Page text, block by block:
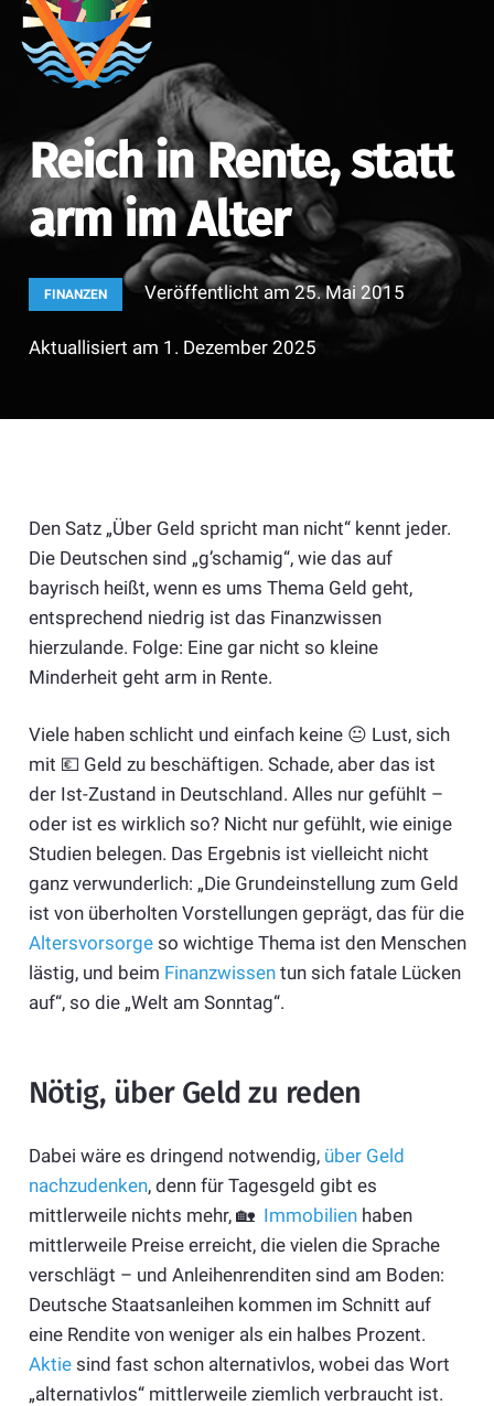
Reich in Rente, statt
arm im Alter
FINANZEN Veröffentlicht am25. Mai 2015
Aktuallisiert am 1. Dezember 2025
Den Satz „Über Geld spricht man nicht“ kennt jeder.
Die Deutschen sind „g’schamig“, wie das auf
bayrisch heißt, wenn es ums Thema Geld geht,
entsprechend niedrig ist das Finanzwissen
hierzulande. Folge: Eine gar nicht so kleine
Minderheit geht arm in Rente.
Viele haben schlicht und einfach keine 😐 Lust, sich
mit 💶 Geld zu beschäftigen. Schade, aber das ist
der Ist-Zustand in Deutschland. Alles nur gefühlt –
oder ist es wirklich so? Nicht nur gefühlt, wie einige
Studien belegen. Das Ergebnis ist vielleicht nicht
ganz verwunderlich: „Die Grundeinstellung zum Geld
ist von überholten Vorstellungen geprägt, das für die
Altersvorsorgeso wichtige Thema ist den Menschen
lästig, und beim Finanzwissentun sich fatale Lücken
auf“, so die „Welt am Sonntag“.
Nötig, über Geld zu reden
Dabei wäre es dringend notwendig, über Geld
nachzudenken, denn für Tagesgeld gibt es
mittlerweile nichts mehr, 🏡 Immobilienhaben
mittlerweile Preise erreicht, die vielen die Sprache
verschlägt – und Anleihenrenditen sind am Boden:
Deutsche Staatsanleihen kommen im Schnitt auf
eine Rendite von weniger als ein halbes Prozent.
Aktiesind fast schon alternativlos, wobei das Wort
„alternativlos“ mittlerweile ziemlich verbraucht ist.